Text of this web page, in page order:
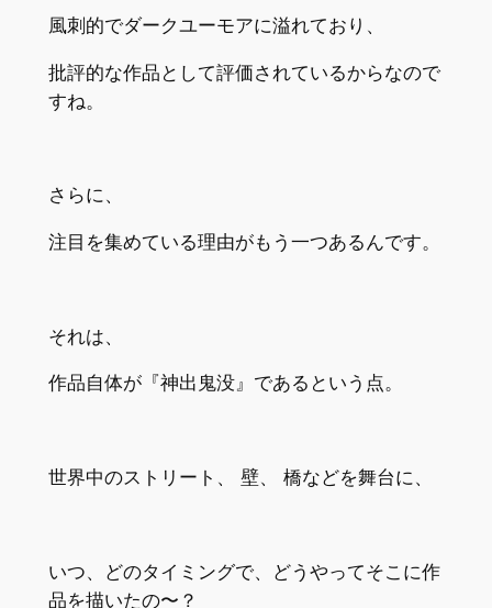
風刺的でダークユーモアに溢れており、
批評的な作品として評価されているからなので
すね。
さらに、
注目を集めている理由がもう一つあるんです。
それは、
作品自体が『神出鬼没』であるという点。
世界中のストリート、 壁、 橋などを舞台に、
いつ、どのタイミングで、どうやってそこに作
品を描いたの〜？